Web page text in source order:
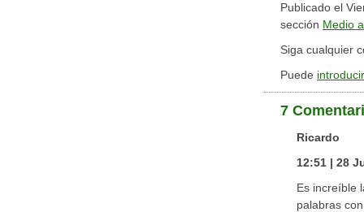
Publicado el
sección Medio
Siga cualquier
Puede
7
Ricardo
12:51 | 28
Es increíble
palabras